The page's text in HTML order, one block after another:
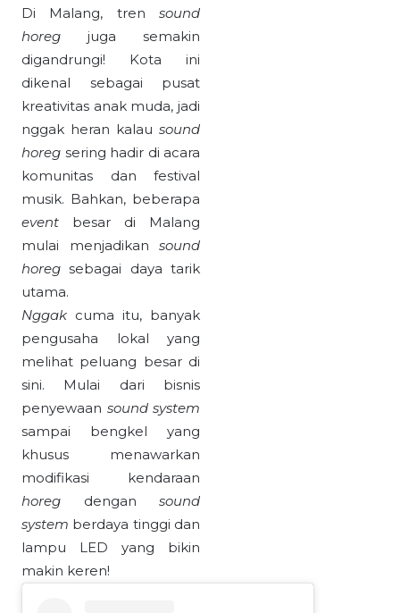
Di Malang, tren sound
horeg juga semakin
digandrungi! Kota ini
dikenal sebagai pusat
kreativitas anak muda, jadi
nggak heran kalau sound
horeg sering hadir di acara
komunitas dan festival
musik. Bahkan, beberapa
event besar di Malang
mulai menjadikan sound
horeg sebagai daya tarik
utama.
Nggak cuma itu, banyak
pengusaha lokal yang
melihat peluang besar di
sini. Mulai dari bisnis
penyewaan sound system
sampai bengkel yang
khusus menawarkan
modifikasi kendaraan
horeg dengan sound
system berdaya tinggi dan
lampu LED yang bikin
makin keren!